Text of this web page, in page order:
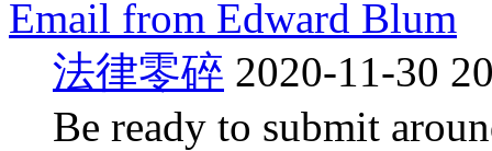
Email from Edward Blum
法律零碎 2020-11-30
Be ready to submit